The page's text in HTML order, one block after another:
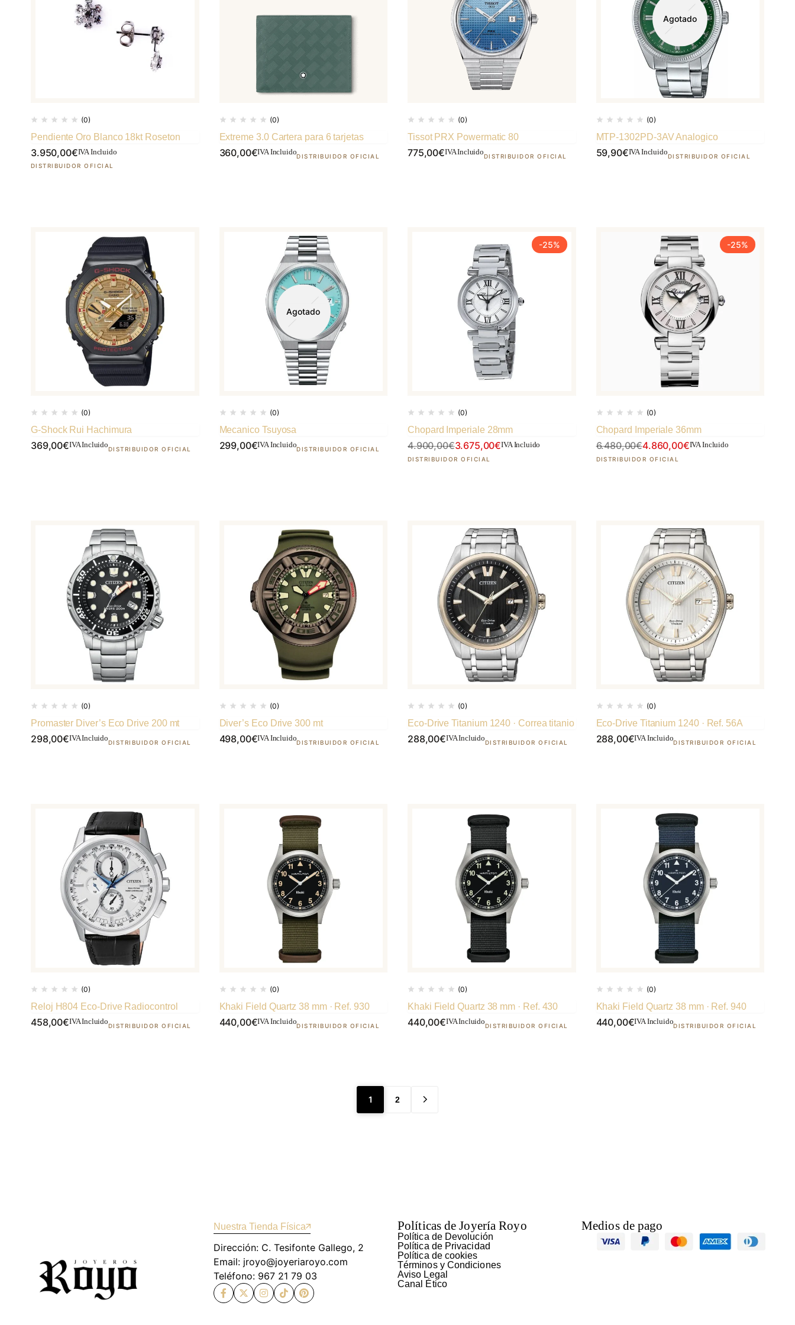
(0)
Pendiente Oro Blanco 18kt Roseton
3.950,00€IVA Incluido
(0)
Extreme 3.0 Cartera para 6 tarjetas
360,00€IVA Incluido
(0)
Tissot PRX Powermatic 80
775,00€IVA Incluido
Agotado
(0)
MTP-1302PD-3AV Analogico
59,90€IVA Incluido
(0)
G-Shock Rui Hachimura
369,00€IVA Incluido
Agotado
(0)
Mecanico Tsuyosa
299,00€IVA Incluido
-25%
(0)
Chopard Imperiale 28mm
4.900,00€3.675,00€IVA Incluido
-25%
(0)
Chopard Imperiale 36mm
6.480,00€4.860,00€IVA Incluido
(0)
Promaster Diver’s Eco Drive 200 mt
298,00€IVA Incluido
(0)
Diver’s Eco Drive 300 mt
498,00€IVA Incluido
(0)
Eco-Drive Titanium 1240 · Correa titanio
288,00€IVA Incluido
(0)
Eco-Drive Titanium 1240 · Ref. 56A
288,00€IVA Incluido
(0)
Reloj H804 Eco-Drive Radiocontrol
458,00€IVA Incluido
(0)
Khaki Field Quartz 38 mm · Ref. 930
440,00€IVA Incluido
(0)
Khaki Field Quartz 38 mm · Ref. 430
440,00€IVA Incluido
(0)
Khaki Field Quartz 38 mm · Ref. 940
440,00€IVA Incluido
1 2
Nuestra Tienda Física
Dirección: C. Tesifonte Gallego, 2
Email: jroyo@joyeriaroyo.com
Teléfono: 967 21 79 03
Políticas de Joyería Royo
Política de Devolución
Política de Privacidad
Política de cookies
Términos y Condiciones
Aviso Legal
Canal Ético
Medios de pago